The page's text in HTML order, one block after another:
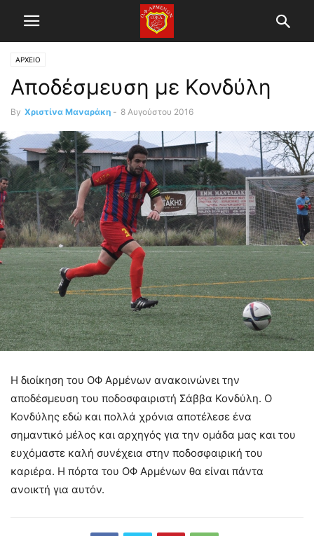
ΑΡΧΕΙΟ
Αποδέσμευση με Κονδύλη
By Χριστίνα Μαναράκη - 8 Αυγούστου 2016
Η διοίκηση του ΟΦ Αρμένων ανακοινώνει την
αποδέσμευση του ποδοσφαιριστή Σάββα Κονδύλη. Ο
Κονδύλης εδώ και πολλά χρόνια αποτέλεσε ένα
σημαντικό μέλος και αρχηγός για την ομάδα μας και του
ευχόμαστε καλή συνέχεια στην ποδοσφαιρική του
καριέρα. Η πόρτα του ΟΦ Αρμένων θα είναι πάντα
ανοικτή για αυτόν.